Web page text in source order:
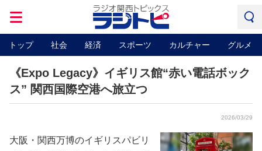
トップ 社会 経済 スポーツ カルチャー グルメ
《Expo Legacy》イギリス館“赤い電話ボック
ス” 関西国際空港へ旅立つ
2026/03/29
大阪・関西万博のイギリスパビリ